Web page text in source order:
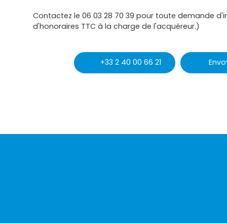
Contactez le 06 03 28 70 39 pour toute demande
d'honoraires TTC à la charge de l'acquéreur.)
+33 2 40 00 66 21